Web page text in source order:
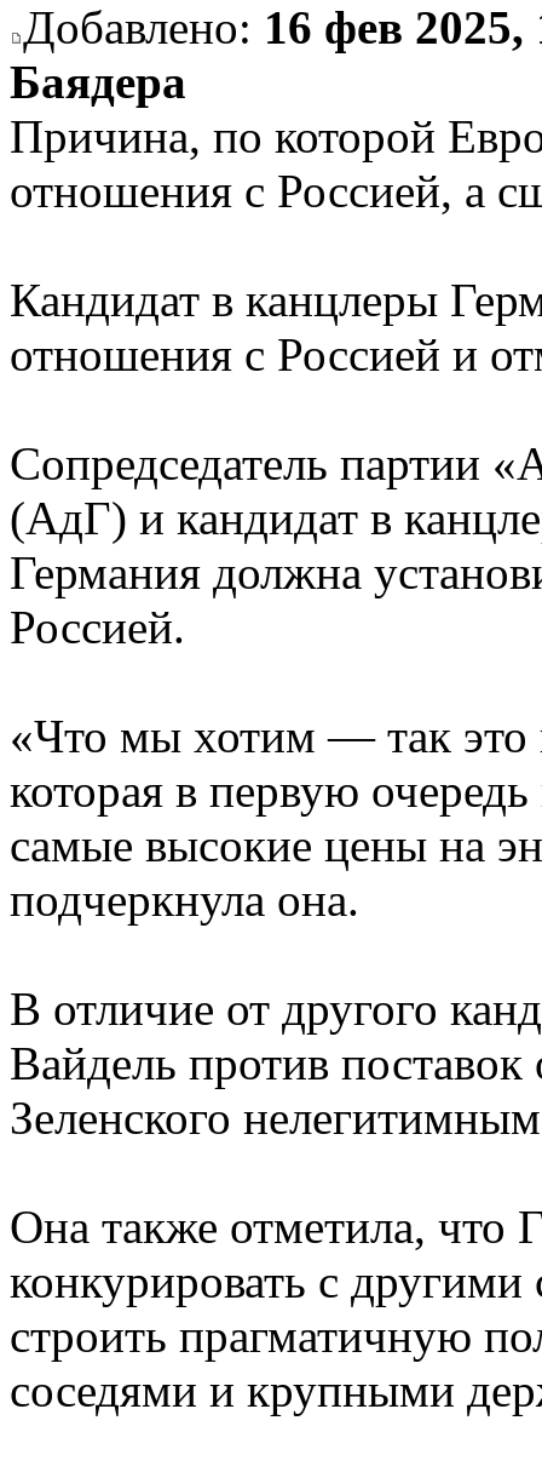
Добавлено: 16 фев 2025,
Баядера
Причина, по которой
отношения с Россией, а
Кандидат в канцлеры
отношения с Россией и
Сопредседатель партии
(АдГ) и кандидат в
Германия должна
Россией.
«Что мы хотим — так это
которая в первую
самые высокие цены на
подчеркнула она.
В отличие от другого
Вайдель против
Зеленского
Она также отметила, что
конкурировать с
строить прагматичную
соседями и крупными